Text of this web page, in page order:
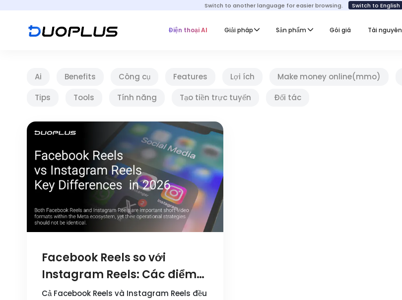
Switch to another language for easier browsing. Switch to English
Điện thoại AI Giải pháp Sản phẩm Gói giá Tài nguyên
Ai Benefits Công cụ Features Lợi ích Make money online(mmo)
Tips
Tools Tính năng Tạo tiền trực tuyến Đối tác
Facebook Reels so với
Instagram Reels: Các điểm
khác biệt chính và Chiến
Cả Facebook Reels và Instagram Reels đều